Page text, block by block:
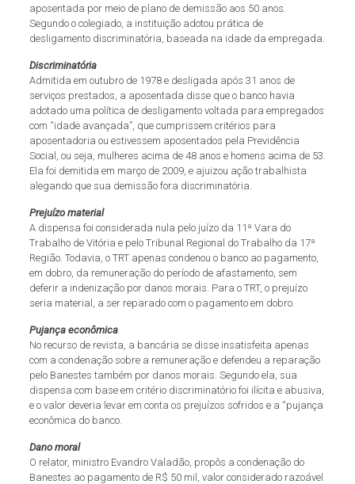
aposentada por meio de plano de demissão aos 50 anos.
Segundo o colegiado, a instituição adotou prática de
desligamento discriminatória, baseada na idade da empregada.
Discriminatória
Admitida em outubro de 1978 e desligada após 31 anos de
serviços prestados, a aposentada disse que o banco havia
adotado uma política de desligamento voltada para empregados
com “idade avançada”, que cumprissem critérios para
aposentadoria ou estivessem aposentados pela Previdência
Social, ou seja, mulheres acima de 48 anos e homens acima de 53.
Ela foi demitida em março de 2009, e ajuizou ação trabalhista
alegando que sua demissão fora discriminatória.
Prejuízo material
A dispensa foi considerada nula pelo juízo da 11ª Vara do
Trabalho de Vitória e pelo Tribunal Regional do Trabalho da 17ª
Região. Todavia, o TRT apenas condenou o banco ao pagamento,
em dobro, da remuneração do período de afastamento, sem
deferir a indenização por danos morais. Para o TRT, o prejuízo
seria material, a ser reparado com o pagamento em dobro.
Pujança econômica
No recurso de revista, a bancária se disse insatisfeita apenas
com a condenação sobre a remuneração e defendeu a reparação
pelo Banestes também por danos morais. Segundo ela, sua
dispensa com base em critério discriminatório foi ilícita e abusiva,
e o valor deveria levar em conta os prejuízos sofridos e a “pujança
econômica do banco.
Dano moral
O relator, ministro Evandro Valadão, propôs a condenação do
Banestes ao pagamento de R$ 50 mil, valor considerado razoável